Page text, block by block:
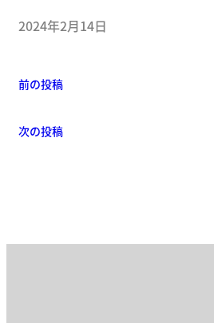
2024年2月14日
前の投稿
次の投稿